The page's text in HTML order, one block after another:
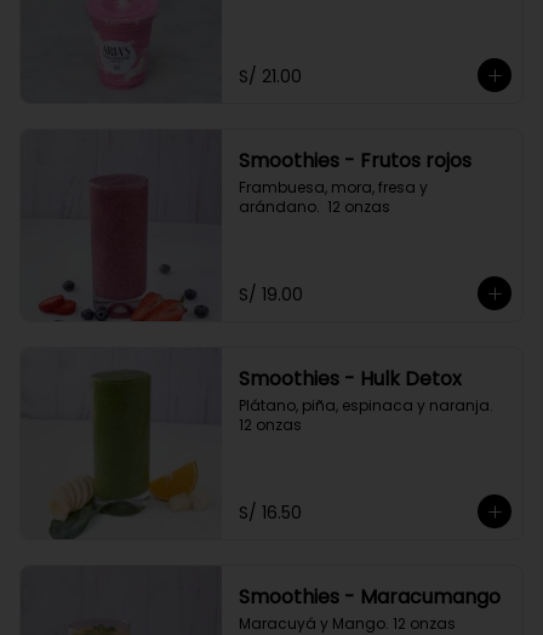
S/ 21.00
Smoothies - Frutos rojos
Frambuesa, mora, fresa y
arándano.  12 onzas
S/ 19.00
Smoothies - Hulk Detox
Plátano, piña, espinaca y naranja.
12 onzas
S/ 16.50
Smoothies - Maracumango
Maracuyá y Mango. 12 onzas